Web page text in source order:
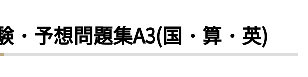
・予想問題集A3(国・算・英)